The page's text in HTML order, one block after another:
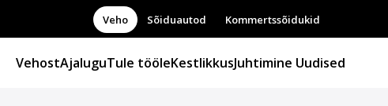
Veho Sõiduautod Kommertssõidukid
VehostAjaluguTule tööleKestlikkusJuhtimine Uudised